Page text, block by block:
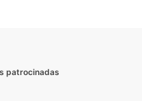
patrocinadas